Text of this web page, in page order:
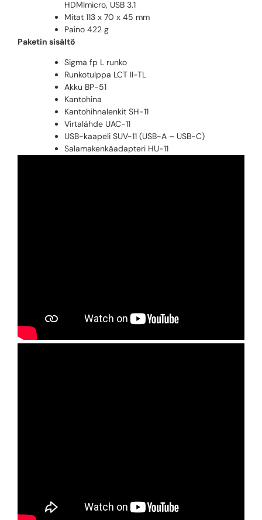
HDMImicro, USB 3.1
Mitat 113 x 70 x 45 mm
Paino 422 g
Paketin sisältö
Sigma fp L runko
Runkotulppa LCT II-TL
Akku BP-51
Kantohina
Kantohihnalenkit SH-11
Virtalähde UAC-11
USB-kaapeli SUV-11 (USB-A – USB-C)
Salamakenkäadapteri HU-11